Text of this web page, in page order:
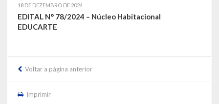
Publicações
18 DE DEZEMBRO DE 2024
EDITAL N° 78/2024 – Núcleo Habitacional
EDUCARTE
Voltar a página anterior
Imprimir